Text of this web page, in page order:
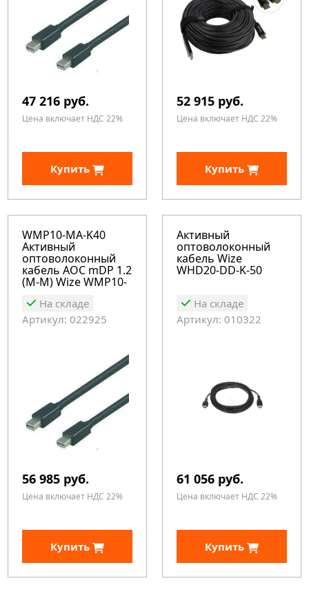
47 216 руб.
Цена включает НДС 22%
Купить
52 915 руб.
Цена включает НДС 22%
Купить
WMP10-MA-K40
Активный
оптоволоконный
кабель AOC mDP 1.2
(M-M) Wize WMP10-
На складе
Артикул: 022925
56 985 руб.
Цена включает НДС 22%
Купить
Активный
оптоволоконный
кабель Wize
WHD20-DD-K-50
На складе
Артикул: 010322
61 056 руб.
Цена включает НДС 22%
Купить